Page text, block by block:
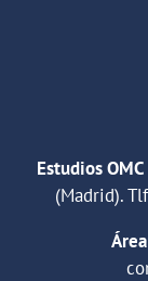
Estudios
(Madrid).